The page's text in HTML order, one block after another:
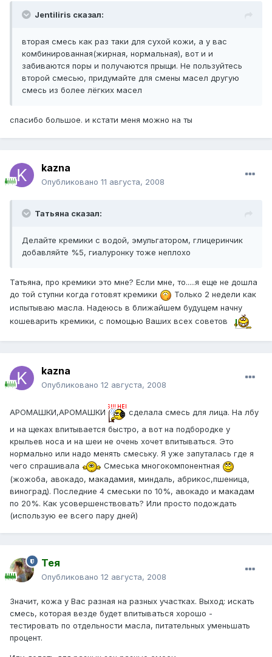
Jentiliris сказал:
вторая смесь как раз таки для сухой кожи, а у вас
комбинированная(жирная, нормальная), вот и и
забиваются поры и получаются прыщи. Не пользуйтесь
второй смесью, придумайте для смены масел другую
смесь из более лёгких масел
спасибо большое. и кстати меня можно на ты
kazna
Опубликовано 11 августа, 2008
Татьяна сказал:
Делайте кремики с водой, эмульгатором, глицеринчик
добавляйте %5, гиалуронку тоже неплохо
Татьяна, про кремики это мне? Если мне, то.....я еще не дошла
до той ступни когда готовят кремики
Только 2 недели как
испытываю масла. Надеюсь в ближайшем будущем начну
кошеварить кремики, с помощью Ваших всех советов
kazna
Опубликовано 12 августа, 2008
АРОМАШКИ,АРОМАШКИ
сделала смесь для лица. На лбу
и на щеках впитывается быстро, а вот на подбородке у
крыльев носа и на шеи не очень хочет впитываться. Это
нормально или надо менять смеську. Я уже запуталась где я
чего спрашивала
Смеська многокомпонентная
(жожоба, авокадо, макадамия, миндаль, абрикос,пшеница,
виноград). Последние 4 смеськи по 10%, авокадо и макадам
по 20%. Как усовершенствовать? Или просто подождать
(использую ее всего пару дней)
Тея
Опубликовано 12 августа, 2008
Значит, кожа у Вас разная на разных участках. Выход: искать
смесь, которая везде будет впитываться хорошо -
тестировать по отдельности масла, питательных уменьшать
процент.